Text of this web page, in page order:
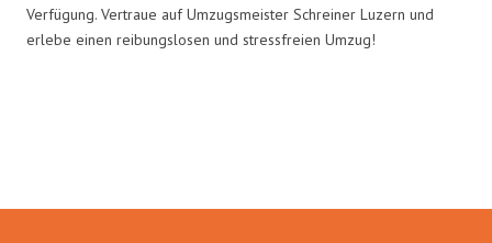
Verfügung. Vertraue auf Umzugsmeister Schreiner Luzern und
erlebe einen reibungslosen und stressfreien Umzug!